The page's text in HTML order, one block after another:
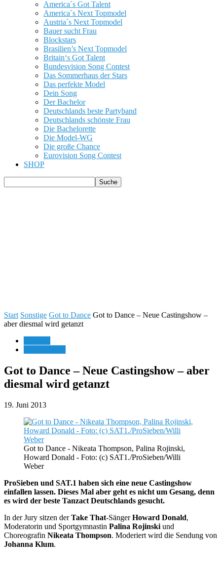
America´s Got Talent
America´s Next Topmodel
Austria´s Next Topmodel
Bauer sucht Frau
Blockstars
Brasilien’s Next Topmodel
Britain‘s Got Talent
Bundesvision Song Contest
Das Sommerhaus der Stars
Das perfekte Model
Dein Song
Der Bachelor
Deutschlands beste Partyband
Deutschlands schönste Frau
Die Bachelorette
Die Model-WG
Die große Chance
Eurovision Song Contest
SHOP
Start Sonstige Got to Dance Got to Dance – Neue Castingshow –
aber diesmal wird getanzt
Got to Dance – Neue Castingshow – aber
diesmal wird getanzt
19. Juni 2013
Got to Dance - Nikeata Thompson, Palina Rojinski,
Howard Donald - Foto: (c) SAT1./ProSieben/Willi
Weber
ProSieben und SAT.1 haben sich eine neue Castingshow
einfallen lassen. Dieses Mal aber geht es nicht um Gesang, denn
es wird der beste Tanzact Deutschlands gesucht.
In der Jury sitzen derTake That-SängerHoward Donald,
Moderatorin und Sportgymnastin Palina Rojinski und
Choreografin Nikeata Thompson. Moderiert wird die Sendung von
Johanna Klum.